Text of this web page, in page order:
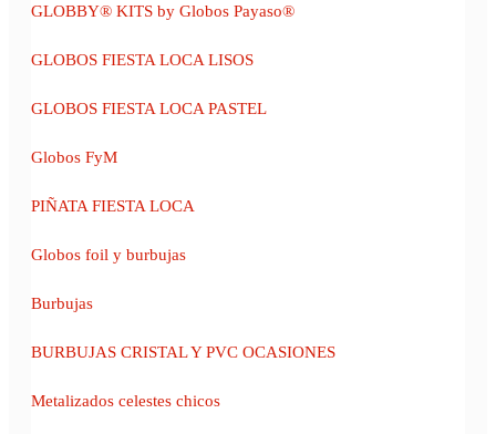
GLOBBY® KITS by Globos Payaso®
GLOBOS FIESTA LOCA LISOS
GLOBOS FIESTA LOCA PASTEL
Globos FyM
PIÑATA FIESTA LOCA
Globos foil y burbujas
Burbujas
BURBUJAS CRISTAL Y PVC OCASIONES
Metalizados celestes chicos